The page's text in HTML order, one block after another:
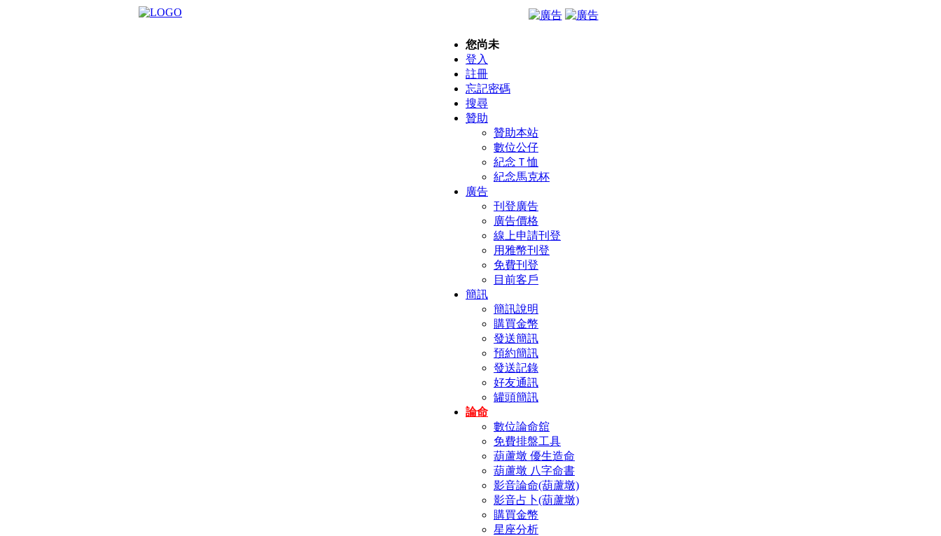
您尚未
登入
註冊
忘記密碼
搜尋
贊助
贊助本站
數位公仔
紀念Ｔ恤
紀念馬克杯
廣告
刊登廣告
廣告價格
線上申請刊登
用雅幣刊登
免費刊登
目前客戶
簡訊
簡訊說明
購買金幣
發送簡訊
預約簡訊
發送記錄
好友通訊
罐頭簡訊
論命
數位論命舘
免費排盤工具
葫蘆墩 優生造命
葫蘆墩 八字命書
影音論命(葫蘆墩)
影音占卜(葫蘆墩)
購買金幣
星座分析